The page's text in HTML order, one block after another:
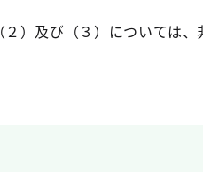
）及び（３） については、